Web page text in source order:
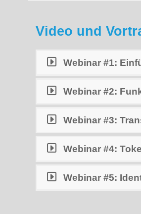
Video und
Webinar #1:
Webinar #2:
Webinar #3:
Webinar #4:
Webinar #5: